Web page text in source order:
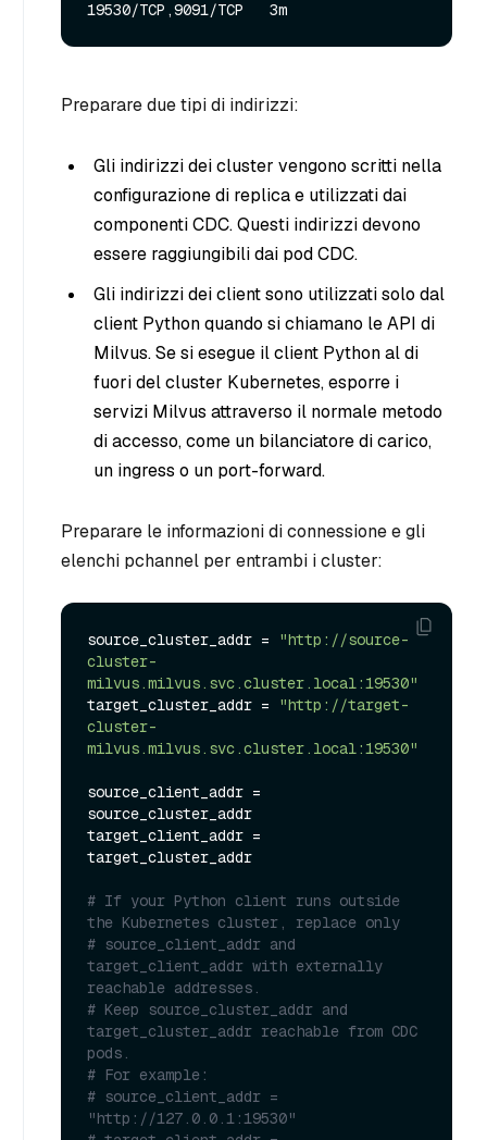
Preparare due tipi di indirizzi:
Gli indirizzi dei cluster vengono scritti nella
configurazione di replica e utilizzati dai
componenti CDC. Questi indirizzi devono
essere raggiungibili dai pod CDC.
Gli indirizzi dei client sono utilizzati solo dal
client Python quando si chiamano le API di
Milvus. Se si esegue il client Python al di
fuori del cluster Kubernetes, esporre i
servizi Milvus attraverso il normale metodo
di accesso, come un bilanciatore di carico,
un ingress o un port-forward.
Preparare le informazioni di connessione e gli
elenchi pchannel per entrambi i cluster:
source_cluster_addr =
"http://source-
cluster-
milvus.milvus.svc.cluster.local:19530"
target_cluster_addr =
"http://target-
cluster-
milvus.milvus.svc.cluster.local:19530"
source_client_addr =
source_cluster_addr
target_client_addr =
target_cluster_addr
# If your Python client runs outside
the Kubernetes cluster, replace only
# source_client_addr and
target_client_addr with externally
reachable addresses.
# Keep source_cluster_addr and
target_cluster_addr reachable from CDC
pods.
# For example:
# source_client_addr =
"http://127.0.0.1:19530"